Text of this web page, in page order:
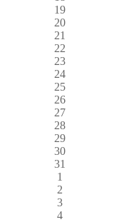
19
20
21
22
23
24
25
26
27
28
29
30
31
1
2
3
4